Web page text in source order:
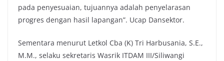
pada penyesuaian, tujuannya adalah penyelarasan
progres dengan hasil lapangan”. Ucap Dansektor.
Sementara menurut Letkol Cba (K) Tri Harbusania, S.E.,
M.M., selaku sekretaris Wasrik ITDAM III/Siliwangi